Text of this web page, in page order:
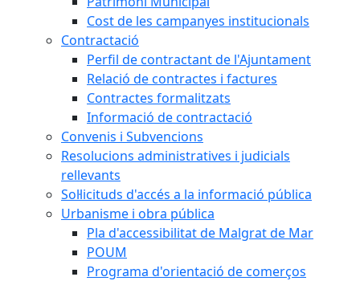
Cost de les campanyes institucionals
Contractació
Perfil de contractant de l'Ajuntament
Relació de contractes i factures
Contractes formalitzats
Informació de contractació
Convenis i Subvencions
Resolucions administratives i judicials
rellevants
Sol·licituds d'accés a la informació pública
Urbanisme i obra pública
Pla d'accessibilitat de Malgrat de Mar
POUM
Programa d'orientació de comerços